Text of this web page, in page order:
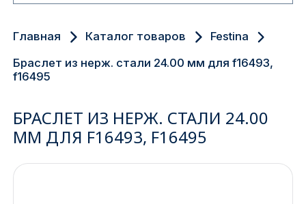
Екатеринбург
Санкт-Петербург
Ижевск
Главная Каталог товаров
Festina
Браслет из нерж. стали 24.00 мм для f16493,
f16495
БРАСЛЕТ ИЗ НЕРЖ. СТАЛИ 24.00
ММ ДЛЯ F16493, F16495